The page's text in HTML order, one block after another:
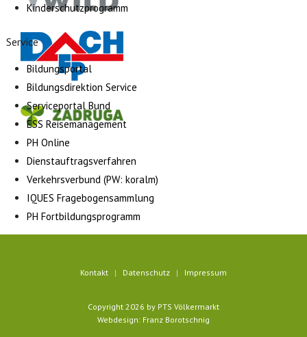
Kinderschutzprogramm
Service
Bildungsportal
Bildungsdirektion Service
Serviceportal Bund
ESS Reisemanagement
PH Online
Dienstauftragsverfahren
Verkehrsverbund (PW: koralm)
IQUES Fragebogensammlung
PH Fortbildungsprogramm
Kontakt Datenschutz Impressum
Copyright 2026 by PTS Völkermarkt
Webdesign: Franz Borotschnig